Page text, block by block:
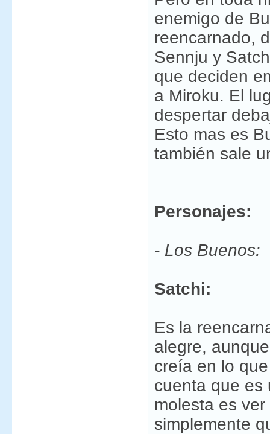
enemigo de
reencarnado,
Sennju y
que deciden
a Miroku. El
despertar
Esto mas es
también sale
Personajes:
- Los Buenos:
Satchi:
Es la
alegre,
creía en lo
cuenta que es
molesta es
simplemente